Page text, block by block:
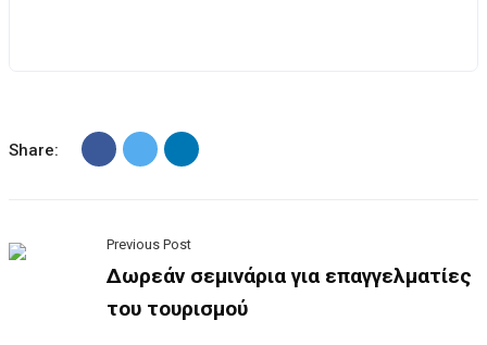
Share:
Previous Post
Δωρεάν σεμινάρια για επαγγελματίες
του τουρισμού